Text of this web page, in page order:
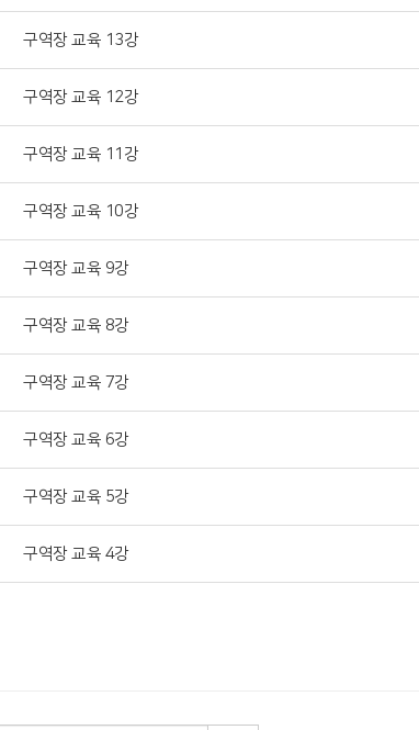
구역장 교육 13강
구역장 교육 12강
구역장 교육 11강
구역장 교육 10강
구역장 교육 9강
구역장 교육 8강
구역장 교육 7강
구역장 교육 6강
구역장 교육 5강
구역장 교육 4강